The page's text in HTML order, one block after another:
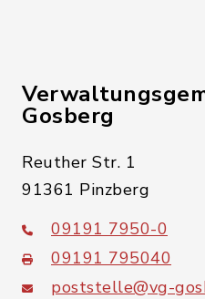
Gosberg
Reuther Str. 1
91361 Pinzberg
09191 7950-0
09191 795040
poststelle@vg-